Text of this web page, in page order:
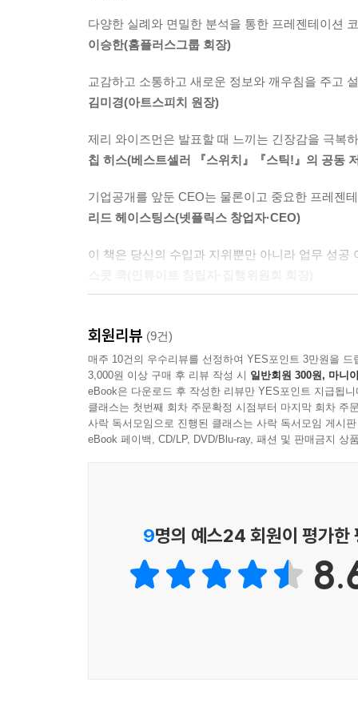
미국 최고의 스피킹 코치, 제리 와이즈먼에게
강력하게 청중을 사로잡는 법을 배우다
이 책의 저자인 제리 와이즈먼은 미국에서 손
부상한 사례도 많다. 프레젠테이션 코치 제리 와
높은 이익을 올리는 방법을 지도해 왔다. 회사의
이 책은 그간 1,000여 곳 이상의 기업이 자금을
사용해 온 프레젠테이션 기법과 전략을 고스란히
역사를 바꾼 프레젠테이션 사례를 상세하게 분석
업무상 계약이나 협상, 제품 마케팅이나 영업 등에
《통하는 프레젠테이션》은 현장에서 입증된 기
해야 하는 사람이라면 누구나 필수적으로 봐야 할
회사에서 프레젠테이션 업무가 많은 직장인에게
다양한 실례와 면밀한 분석을 통한 프레젠테이션
이승한(홈플러스그룹 회장)
교감하고 소통하고 새로운 정보와 깨우침을 주고
김미경(아트스피치 원장)
제리 와이즈먼은 발표할 때 느끼는 긴장감을 극복
칩 히스(베스트셀러 『스위치』『스틱!』의 공동
기업공개를 앞둔 CEO는 물론이고 중요한 프레젠
리드 헤이스팅스(넷플릭스 창업자·CEO)
이 책은 당신의 수입과 지위뿐만 아니라 업무 성공
사이먼 위츠(마이크로소프트 기업고객사업본부 총
회원리뷰 (9건)
매주 10건의 우수리뷰를 선정하여 YES포인트 3만원을 드
3,000원 이상 구매 후 리뷰 작성 시 일반회원 300원, 마니
eBook은 다운로드 후 작성한 리뷰만 YES포인트 지급됩니
클래스는 첫번째 회차 주문확정 시점부터 마지막 회차 주
사락 독서모임으로 진행된 클래스는 사락 독서모임 게시
eBook 페이백, CD/LP, DVD/Blu-ray, 패션 및 판매금지 상
9명의 예스24 회원이 평가한